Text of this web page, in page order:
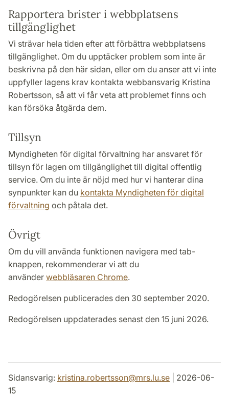
Rapportera brister i webbplatsens
tillgänglighet
Vi strävar hela tiden efter att förbättra webbplatsens
tillgänglighet. Om du upptäcker problem som inte är
beskrivna på den här sidan, eller om du anser att vi inte
uppfyller lagens krav kontakta webbansvarig Kristina
Robertsson, så att vi får veta att problemet finns och
kan försöka åtgärda dem.
Tillsyn
Myndigheten för digital förvaltning har ansvaret för
tillsyn för lagen om tillgänglighet till digital offentlig
service. Om du inte är nöjd med hur vi hanterar dina
synpunkter kan du kontakta Myndigheten för digital
förvaltning och påtala det.
Övrigt
Om du vill använda funktionen navigera med tab-
knappen, rekommenderar vi att du
använder webbläsaren Chrome.
Redogörelsen publicerades den 30 september 2020.
Redogörelsen uppdaterades senast den 15 juni 2026.
Sidansvarig: kristina.robertsson@mrs.lu.se | 2026-06-
15